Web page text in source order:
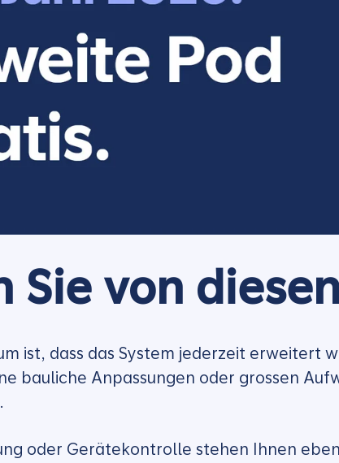
Sie von
ist, dass das System jederzeit erweitert
bauliche Anpassungen oder grossen
oder Gerätekontrolle stehen Ihnen